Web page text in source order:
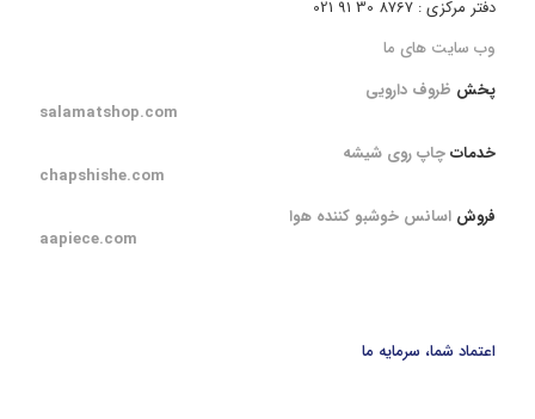
دفتر مرکزی : 8767 30 91 021
وب سایت های ما
پخش ظروف دارویی
salamatshop.com
خدماتچاپ روی شیشه
chapshishe.com
فروش اسانس خوشبو کننده هوا
aapiece.com
اعتماد شما، سرمایه ما